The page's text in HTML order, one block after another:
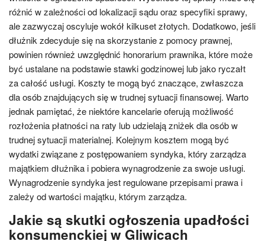
różnić w zależności od lokalizacji sądu oraz specyfiki sprawy,
ale zazwyczaj oscyluje wokół kilkuset złotych. Dodatkowo, jeśli
dłużnik zdecyduje się na skorzystanie z pomocy prawnej,
powinien również uwzględnić honorarium prawnika, które może
być ustalane na podstawie stawki godzinowej lub jako ryczałt
za całość usługi. Koszty te mogą być znaczące, zwłaszcza
dla osób znajdujących się w trudnej sytuacji finansowej. Warto
jednak pamiętać, że niektóre kancelarie oferują możliwość
rozłożenia płatności na raty lub udzielają zniżek dla osób w
trudnej sytuacji materialnej. Kolejnym kosztem mogą być
wydatki związane z postępowaniem syndyka, który zarządza
majątkiem dłużnika i pobiera wynagrodzenie za swoje usługi.
Wynagrodzenie syndyka jest regulowane przepisami prawa i
zależy od wartości majątku, którym zarządza.
Jakie są skutki ogłoszenia upadłości
konsumenckiej w Gliwicach